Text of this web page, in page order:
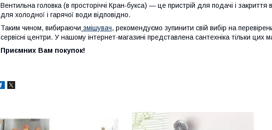
Вентильна головка (в просторіччі Кран-букса) — це пристрій для подачі і
для холодної і гарячої води відповідно.
Таким чином, вибираючи змішувач, рекомендуємо зупинити свій вибір на
сервісні центри. У нашому інтернет-магазині представлена сантехніка тільки цих
Приємних Вам покупок!